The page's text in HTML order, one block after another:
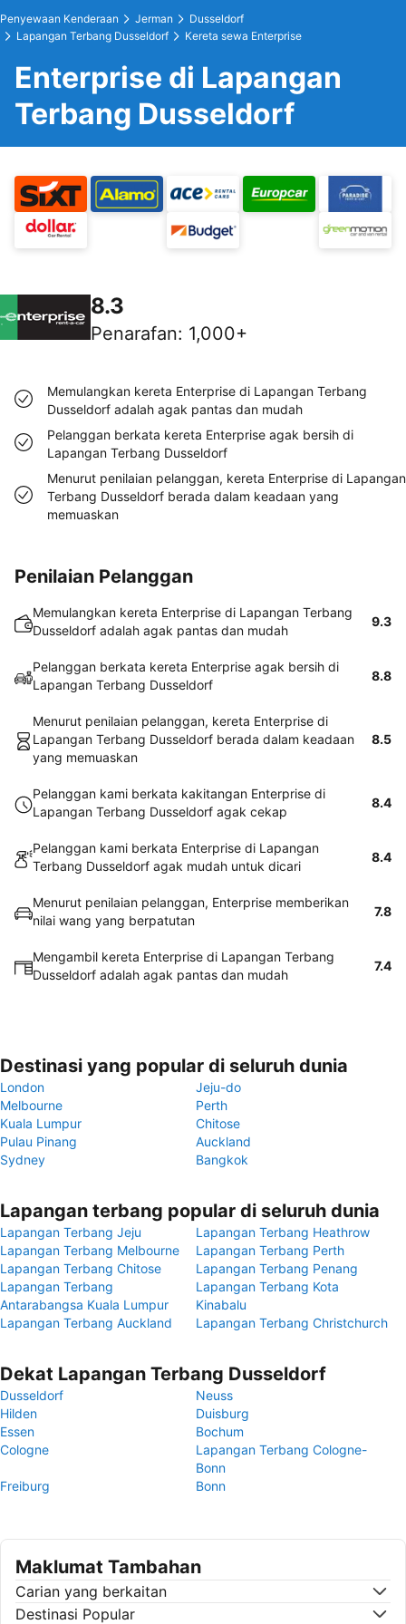
Penyewaan Kenderaan Jerman
Dusseldorf
Lapangan Terbang Dusseldorf
Kereta sewa Enterprise
Enterprise di Lapangan
Terbang Dusseldorf
8.3
Penarafan: 1,000+
Memulangkan kereta Enterprise di Lapangan Terbang
Dusseldorf adalah agak pantas dan mudah
Pelanggan berkata kereta Enterprise agak bersih di
Lapangan Terbang Dusseldorf
Menurut penilaian pelanggan, kereta Enterprise di Lapangan
Terbang Dusseldorf berada dalam keadaan yang
memuaskan
Penilaian Pelanggan
Memulangkan kereta Enterprise di Lapangan Terbang
Dusseldorf adalah agak pantas dan mudah
9.3
Pelanggan berkata kereta Enterprise agak bersih di
Lapangan Terbang Dusseldorf
8.8
Menurut penilaian pelanggan, kereta Enterprise di
Lapangan Terbang Dusseldorf berada dalam keadaan
yang memuaskan
8.5
Pelanggan kami berkata kakitangan Enterprise di
Lapangan Terbang Dusseldorf agak cekap
8.4
Pelanggan kami berkata Enterprise di Lapangan
Terbang Dusseldorf agak mudah untuk dicari
8.4
Menurut penilaian pelanggan, Enterprise memberikan
nilai wang yang berpatutan
7.8
Mengambil kereta Enterprise di Lapangan Terbang
Dusseldorf adalah agak pantas dan mudah
7.4
Destinasi yang popular di seluruh dunia
London
Jeju-do
Melbourne
Perth
Kuala Lumpur
Chitose
Pulau Pinang
Auckland
Sydney
Bangkok
Lapangan terbang popular di seluruh dunia
Lapangan Terbang Jeju
Lapangan Terbang Heathrow
Lapangan Terbang Melbourne
Lapangan Terbang Perth
Lapangan Terbang Chitose
Lapangan Terbang Penang
Lapangan Terbang
Antarabangsa Kuala Lumpur
Lapangan Terbang Kota
Kinabalu
Lapangan Terbang Auckland
Lapangan Terbang Christchurch
Dekat Lapangan Terbang Dusseldorf
Dusseldorf
Neuss
Hilden
Duisburg
Essen
Bochum
Cologne
Lapangan Terbang Cologne-
Bonn
Freiburg
Bonn
Maklumat Tambahan
Carian yang berkaitan
Destinasi Popular